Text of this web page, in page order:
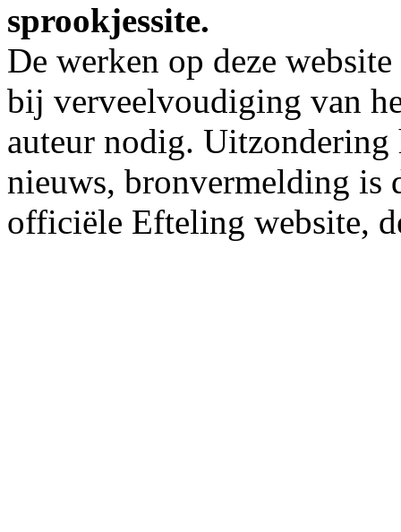
sprookjessite.
De werken op deze
bij verveelvoudiging van
auteur nodig. Uitzondering
nieuws, bronvermelding is
officiële Efteling website,